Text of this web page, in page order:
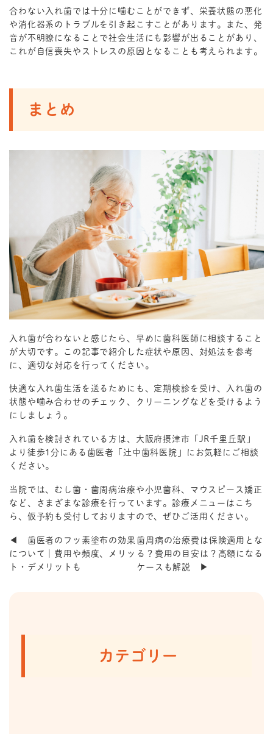
合わない入れ歯では十分に噛むことができず、栄養状態の悪化
や消化器系のトラブルを引き起こすことがあります。また、発
音が不明瞭になることで社会生活にも影響が出ることがあり、
これが自信喪失やストレスの原因となることも考えられます。
まとめ
入れ歯が合わないと感じたら、早めに歯科医師に相談すること
が大切です。この記事で紹介した症状や原因、対処法を参考
に、適切な対応を行ってください。
快適な入れ歯生活を送るためにも、定期検診を受け、入れ歯の
状態や噛み合わせのチェック、クリーニングなどを受けるよう
にしましょう。
入れ歯を検討されている方は、大阪府摂津市「JR千里丘駅」
より徒歩1分にある歯医者「辻中歯科医院」にお気軽にご相談
ください。
当院では、むし歯・歯周病治療や小児歯科、マウスピース矯正
など、さまざまな診療を行っています。診療メニューは こち
ら 、 仮予約 も受付しておりますので、ぜひご活用ください。
◀ 歯医者のフッ素塗布の効果
について｜費用や頻度、メリッ
ト・デメリットも
歯周病の治療費は保険適用とな
る？費用の目安は？高額になる
ケースも解説 ▶
カテゴリー